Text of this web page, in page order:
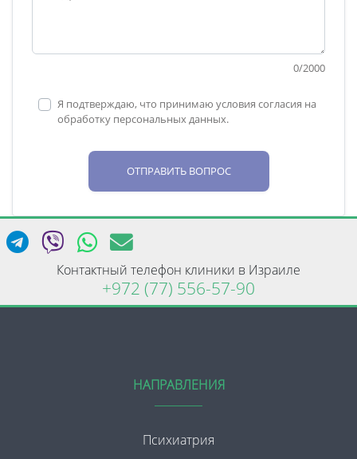
0/2000
Я подтверждаю, что принимаю условия согласия на
обработку персональных данных.
ОТПРАВИТЬ ВОПРОС
Контактный телефон клиники в Израиле
+972 (77) 556-57-90
НАПРАВЛЕНИЯ
Психиатрия